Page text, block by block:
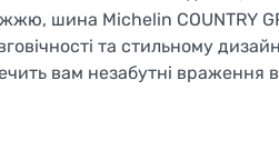
шина Michelin COUNTRY
та стильному
вам незабутні враження